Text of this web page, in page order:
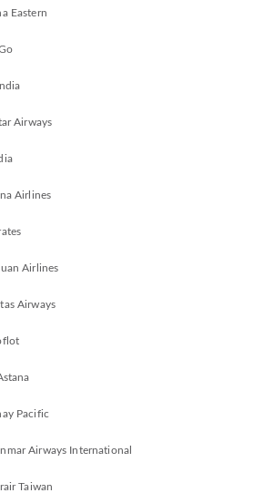
Eastern
Airways
Airlines
Airlines
Airways
Pacific
Airways International
Taiwan